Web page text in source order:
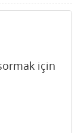
için